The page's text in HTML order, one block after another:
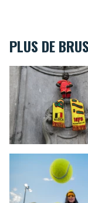
PLUS DE
Combien de
Tailles,